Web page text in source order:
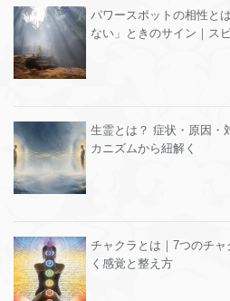
パワースポットの相性と
ない」ときのサイン｜ス
生霊とは？ 症状・原因・
カニズムから紐解く
チャクラとは｜7つのチ
く感覚と整え方